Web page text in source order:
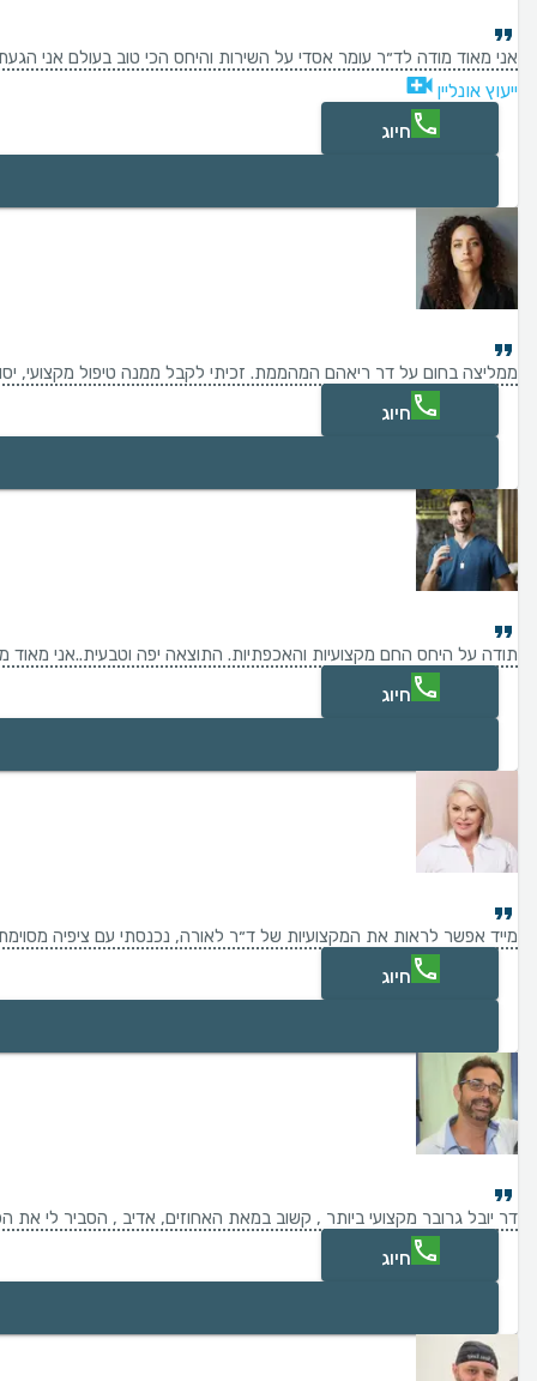
אני מאוד מודה לד״ר עומר אסדי על השירות והיחס הכי טוב בעולם אני
ייעוץ אונליין
חיוג
ממליצה בחום על דר ריאהם המהממת. זכיתי לקבל ממנה טיפול מקצועי,
חיוג
תודה על היחס החם מקצועיות והאכפתיות. התוצאה יפה וטבעית..אני מאוד
חיוג
מייד אפשר לראות את המקצועיות של ד״ר לאורה, נכנסתי עם ציפיה מסוימת ויצאתי מסופקת ב100%! לאחר הזרקה וביקורת אני יכולה לומר שמצאתי מישהי שאני סומכת עליה בעיניים
חיוג
דר יובל גרובר מקצועי ביותר , קשוב במאת האחוזים, אדיב , הסביר לי
חיוג